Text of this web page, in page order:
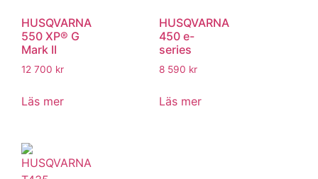
HUSQVARNA
550 XP® G
Mark II
12 700 kr
Läs mer
HUSQVARNA
450 e-
series
8 590 kr
Läs mer